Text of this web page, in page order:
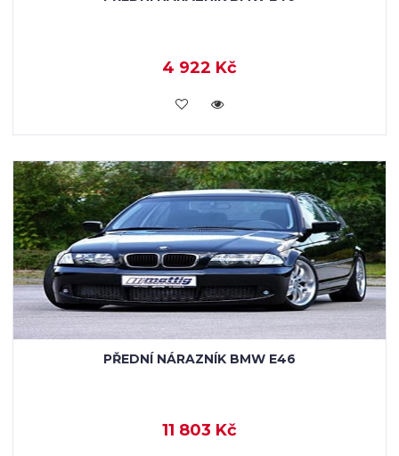
4 922 Kč
KOUPIT
PŘEDNÍ NÁRAZNÍK BMW E46
11 803 Kč